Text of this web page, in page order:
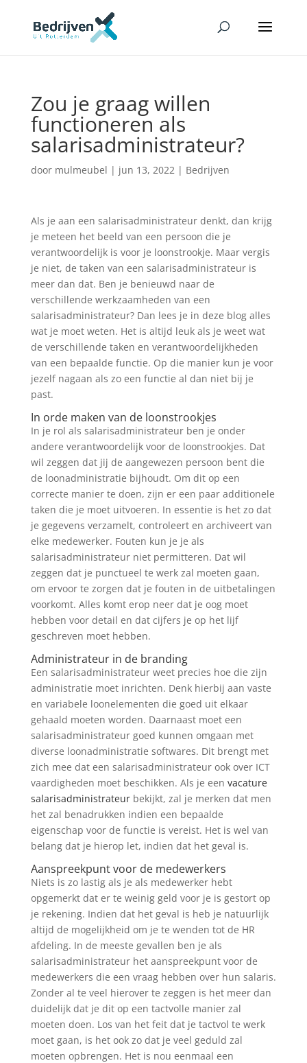
Zou je graag willen
functioneren als
salarisadministrateur?
door mulmeubel | jun 13, 2022| Bedrijven
Als je aan een salarisadministrateur denkt, dan krijg
je meteen het beeld van een persoon die je
verantwoordelijk is voor je loonstrookje. Maar vergis
je niet, de taken van een salarisadministrateur is
meer dan dat. Ben je benieuwd naar de
verschillende werkzaamheden van een
salarisadministrateur? Dan lees je in deze blog alles
wat je moet weten. Het is altijd leuk als je weet wat
de verschillende taken en verantwoordelijkheden
van een bepaalde functie. Op die manier kun je voor
jezelf nagaan als zo een functie al dan niet bij je
past.
In orde maken van de loonstrookjes
In je rol als salarisadministrateur ben je onder
andere verantwoordelijk voor de loonstrookjes. Dat
wil zeggen dat jij de aangewezen persoon bent die
de loonadministratie bijhoudt. Om dit op een
correcte manier te doen, zijn er een paar additionele
taken die je moet uitvoeren. In essentie is het zo dat
je gegevens verzamelt, controleert en archiveert van
elke medewerker. Fouten kun je je als
salarisadministrateur niet permitteren. Dat wil
zeggen dat je punctueel te werk zal moeten gaan,
om ervoor te zorgen dat je fouten in de uitbetalingen
voorkomt. Alles komt erop neer dat je oog moet
hebben voor detail en dat cijfers je op het lijf
geschreven moet hebben.
Administrateur in de branding
Een salarisadministrateur weet precies hoe die zijn
administratie moet inrichten. Denk hierbij aan vaste
en variabele loonelementen die goed uit elkaar
gehaald moeten worden. Daarnaast moet een
salarisadministrateur goed kunnen omgaan met
diverse loonadministratie softwares. Dit brengt met
zich mee dat een salarisadministrateur ook over ICT
vaardigheden moet beschikken. Als je een vacature
salarisadministrateurbekijkt, zal je merken dat men
het zal benadrukken indien een bepaalde
eigenschap voor de functie is vereist. Het is wel van
belang dat je hierop let, indien dat het geval is.
Aanspreekpunt voor de medewerkers
Niets is zo lastig als je als medewerker hebt
opgemerkt dat er te weinig geld voor je is gestort op
je rekening. Indien dat het geval is heb je natuurlijk
altijd de mogelijkheid om je te wenden tot de HR
afdeling. In de meeste gevallen ben je als
salarisadministrateur het aanspreekpunt voor de
medewerkers die een vraag hebben over hun salaris.
Zonder al te veel hierover te zeggen is het meer dan
duidelijk dat je dit op een tactvolle manier zal
moeten doen. Los van het feit dat je tactvol te werk
moet gaan, is het ook zo dat je veel geduld zal
moeten opbrengen. Het is nou eenmaal een